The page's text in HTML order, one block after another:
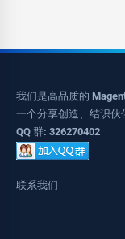
我们是高品质的
一个分享创造、结识伙
QQ 群: 326270402
联系我们